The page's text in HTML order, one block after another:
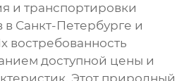
и транспортировки
в Санкт-Петербурге и
востребованность
доступной цены и